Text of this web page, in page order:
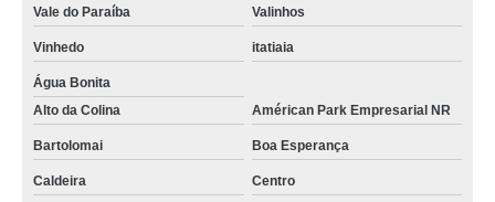
tag de etiqueta Jardim Amstalden Residence
onde encontrar etiqueta de tag Jardim Santiago
distribuidor de etiqueta de tag Presidente Prudente
distribuidor de etiqueta de tag Vila Almeida
distribuidor de etiqueta tag para roupas Jardim das Oliveiras
etiqueta tag personalizada valores Jardim Santa Clara Do Lago Ll
Vale do Paraíba Valinhos
Vinhedo itatiaia
Água Bonita
Alto da Colina
Américan Park Empresarial NR
Bartolomai Boa Esperança
Caldeira Centro